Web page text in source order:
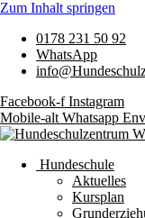
Zum Inhalt springen
0178 231 50 92
WhatsApp
Facebook-f Instagram
Mobile-alt Whatsapp
Hundeschule
Aktuelles
Kursplan